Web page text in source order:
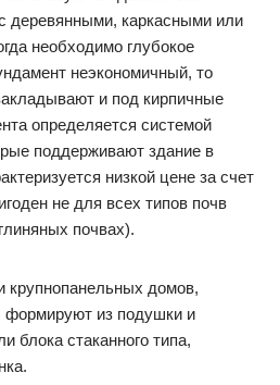
деревянными, каркасными или
необходимо глубокое
неэкономичный, то
и под кирпичные
определяется системой
поддерживают здание в
низкой цене за счет
не для всех типов почв
почвах).
крупнопанельных домов,
из подушки и
блока стаканного типа,